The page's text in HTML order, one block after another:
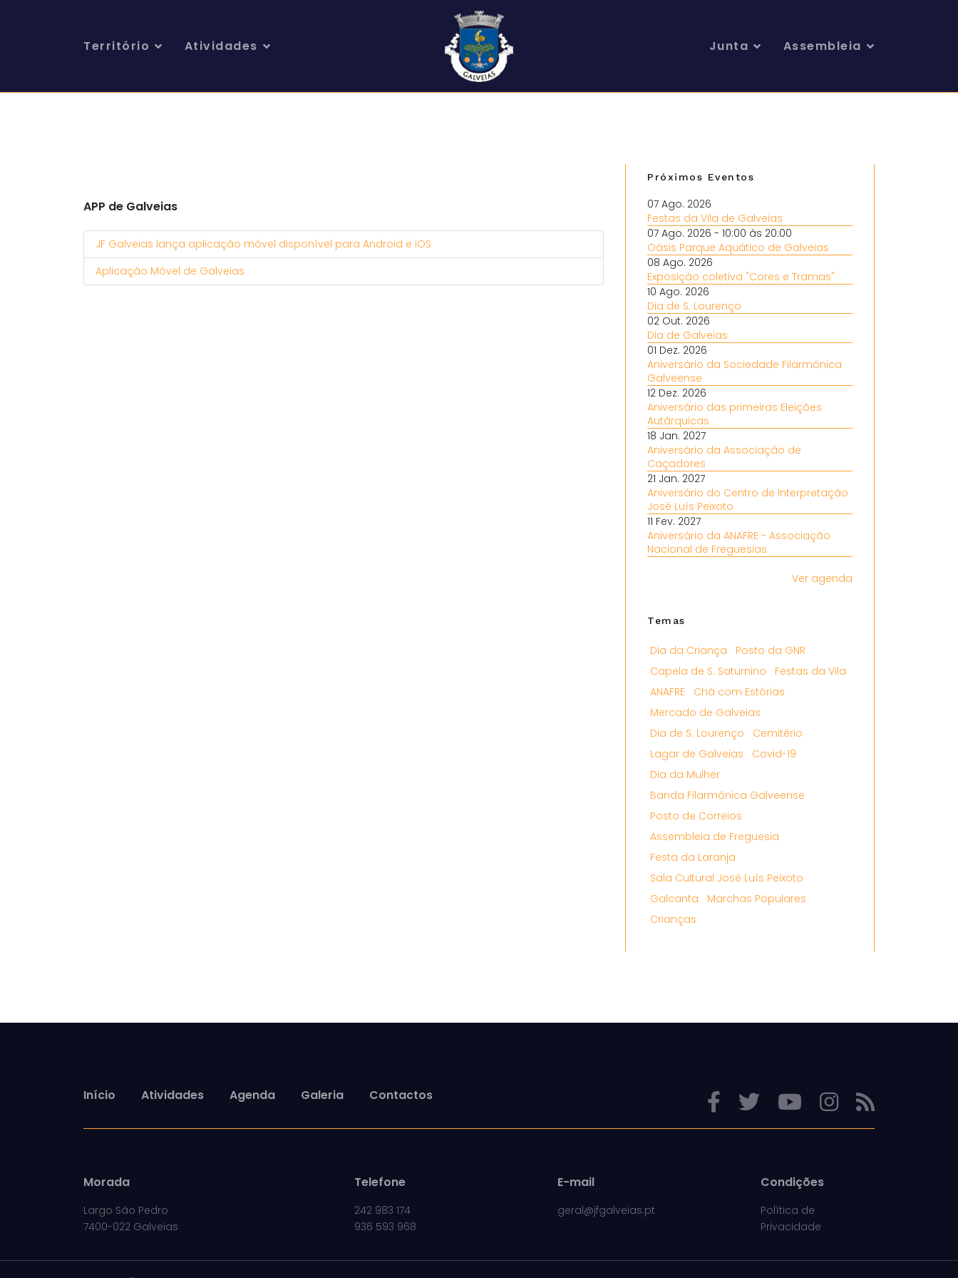
Território Atividades Junta Assembleia
APP de Galveias
JF Galveias lança aplicação móvel disponível para Android e iOS
Aplicação Móvel de Galveias
Próximos Eventos
07 Ago. 2026
Festas da Vila de Galveias
07 Ago. 2026 - 10:00 às 20:00
Oásis Parque Aquático de Galveias
08 Ago. 2026
Exposição coletiva "Cores e Tramas"
10 Ago. 2026
Dia de S. Lourenço
02 Out. 2026
Dia de Galveias
01 Dez. 2026
Aniversário da Sociedade Filarmónica
Galveense
12 Dez. 2026
Aniversário das primeiras Eleições
Autárquicas
18 Jan. 2027
Aniversário da Associação de
Caçadores
21 Jan. 2027
Aniversário do Centro de Interpretação
José Luís Peixoto
11 Fev. 2027
Aniversário da ANAFRE - Associação
Nacional de Freguesias
Ver agenda
Temas
Dia da Criança
Posto da GNR
Capela de S. Saturnino
Festas da Vila
ANAFRE
Chá com Estórias
Mercado de Galveias
Dia de S. Lourenço
Cemitério
Lagar de Galveias
Covid-19
Dia da Mulher
Banda Filarmónica Galveense
Posto de Correios
Assembleia de Freguesia
Festa da Laranja
Sala Cultural José Luís Peixoto
Galcanta
Marchas Populares
Crianças
Início Atividades Agenda Galeria Contactos
Morada
Largo São Pedro
7400-022 Galveias
Telefone
242 983 174
936 593 968
E-mail
geral@jfgalveias.pt
Condições
Política de
Privacidade